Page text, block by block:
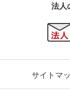
法人
サイトマ